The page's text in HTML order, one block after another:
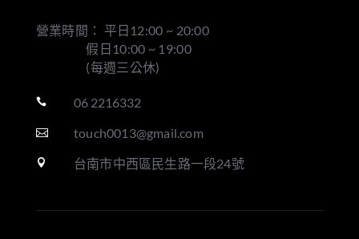
營業時間： 平日12:00 ~ 20:00
假日10:00 ~ 19:00
(每週三公休)
 06 2216332
 touch0013@gmail.com
 台南市中西區民生路一段24號